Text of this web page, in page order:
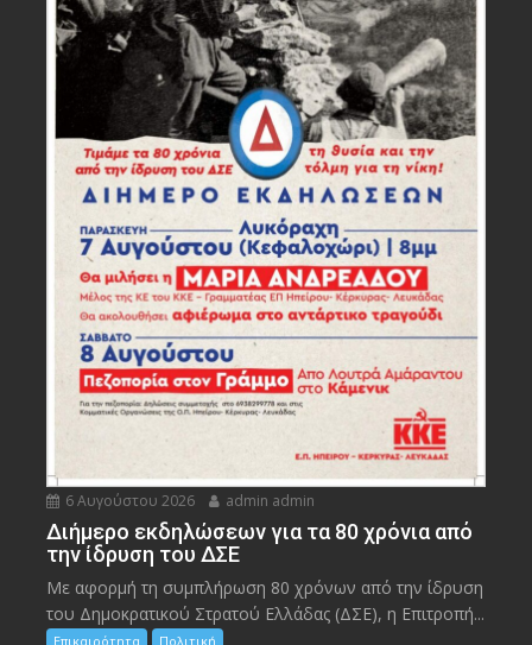
6 Αυγούστου 2026 admin admin
Διήμερο εκδηλώσεων για τα 80 χρόνια από
την ίδρυση του ΔΣΕ
Με αφορμή τη συμπλήρωση 80 χρόνων από την ίδρυση
του Δημοκρατικού Στρατού Ελλάδας (ΔΣΕ), η Επιτροπή...
Επικαιρότητα Πολιτική